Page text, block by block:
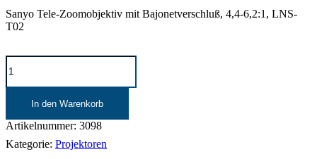
Sanyo Tele-Zoomobjektiv mit Bajonetverschluß, 4,4-6,2:1, LNS-
T02
SANYO
Objektiv
|
6,2
LNS-
In den Warenkorb
Artikelnummer: 3098
Kategorie: Projektoren